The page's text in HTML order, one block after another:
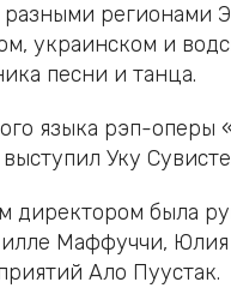
регионами
украинском и
песни и танца.
языка рэп-оперы
Уку
директором была
Маффуччи,
Ало Пуустак.